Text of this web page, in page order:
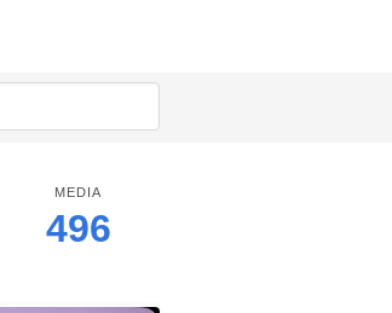
MEDIA
496